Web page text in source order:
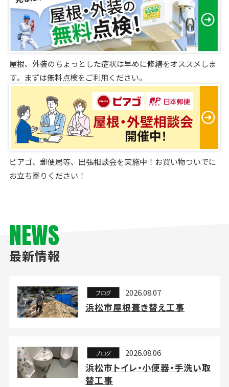
屋根、外装のちょっとした症状は早めに修繕をオススメしま
す。まずは無料点検をご利用ください。
ピアゴ、郵便局等、出張相談会を実施中！お買い物ついでに
お立ち寄りください！
NEWS
最新情報
ブログ 2026.08.07
浜松市屋根葺き替え工事
ブログ 2026.08.06
浜松市トイレ・小便器・手洗い取
替工事